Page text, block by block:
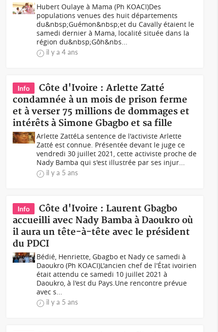
Hubert Oulaye à Mama (Ph KOACI)Des
populations venues des huit départements
du&nbsp;Guémon&nbsp;et du Cavally étaient le
samedi dernier à Mama, localité située dans la
région du&nbsp;Gôh&nbs...
il y a 4 ans
Info
Côte d'Ivoire : Arlette Zatté
condamnée à un mois de prison ferme
et à verser 75 millions de dommages et
intérêts à Simone Gbagbo et sa fille
Arlette ZattéLa sentence de l'activiste Arlette
Zatté est connue. Présentée devant le juge ce
vendredi 30 juillet 2021, cette activiste proche de
Nady Bamba qui s'est illustrée par ses injur...
il y a 5 ans
Info
Côte d'Ivoire : Laurent Gbagbo
accueilli avec Nady Bamba à Daoukro où
il aura un tête-à-tête avec le président
du PDCI
Bédié, Henriette, Gbagbo et Nady ce samedi à
Daoukro (Ph KOACI)L'ancien chef de l'État ivoirien
était attendu ce samedi 10 juillet 2021 à
Daoukro, à l'est du Pays.Une rencontre prévue
avec s...
il y a 5 ans